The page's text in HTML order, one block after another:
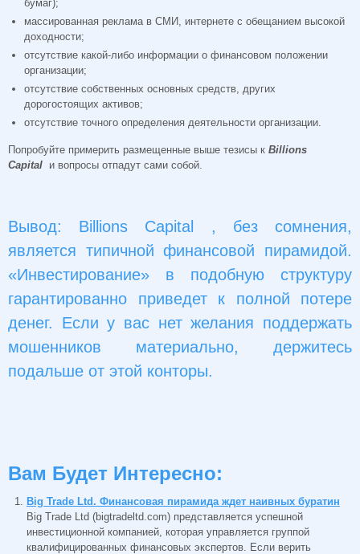
бумаг);
массированная реклама в СМИ, интернете с обещанием высокой
доходности;
отсутствие какой-либо информации о финансовом положении
организации;
отсутствие собственных основных средств, других
дорогостоящих активов;
отсутствие точного определения деятельности организации.
Попробуйте примерить размещенные выше тезисы к Billions
Capital и вопросы отпадут сами собой.
Вывод: Billions Capital , без сомнения,
является типичной финансовой пирамидой.
«Инвестирование» в подобную структуру
гарантированно приведет к полной потере
денег. Если у вас нет желания поддержать
мошенников материально, держитесь
подальше от этой конторы.
Вам Будет Интересно:
Big Trade Ltd. Финансовая пирамида ждет наивных буратин
Big Trade Ltd (bigtradeltd.com) представляется успешной
инвестиционной компанией, которая управляется группой
квалифицированных финансовых экспертов. Если верить